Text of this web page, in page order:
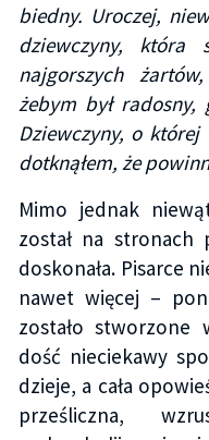
biedny. Uroczej,
dziewczyny,
najgorszych
żebym był
Dziewczyny, o
dotknąłem, że
Mimo jednak
został na stronach
doskonała. Pisarce
nawet więcej –
zostało stworzone
dość nieciekawy
dzieje, a cała
prześliczna,